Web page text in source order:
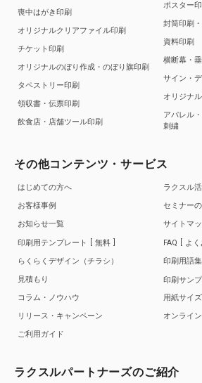
喪中はがき印刷
オリジナルクリアファイル印刷
チケット印刷
オリジナルのぼり作成・のぼり旗印刷
タペストリー印刷
領収書・伝票印刷
飲食店・店舗ツール印刷
ポスター
封筒印刷
資料印刷
横断幕・
サイン・
オリジナ
アパレル
刺繍
その他コンテンツ・サービス
はじめての方へ
お客様事例
お知らせ一覧
印刷用テンプレート
無料
らくらくデザイン（チラシ）
見積もり
コラム・ノウハウ
リリース・キャンペーン
ご利用ガイド
ラクスル
セミナー
サイトマ
FAQ
よ
印刷用語集
印刷サン
用紙サイ
オンライ
ラクスルパートナーズのご紹介